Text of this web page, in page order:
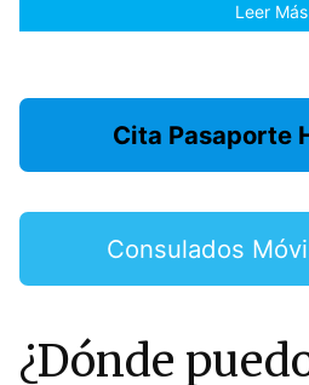
Leer Más
Cita Pasaporte
Consulados
¿Dónde